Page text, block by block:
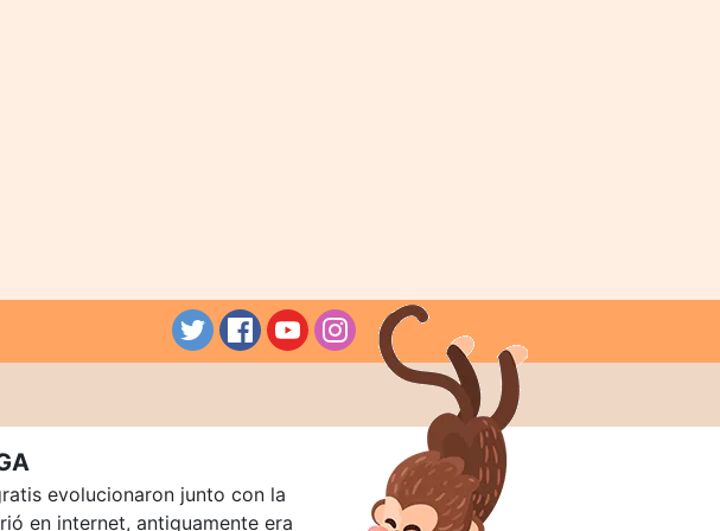
evolucionaron junto con la
en internet, antiguamente era